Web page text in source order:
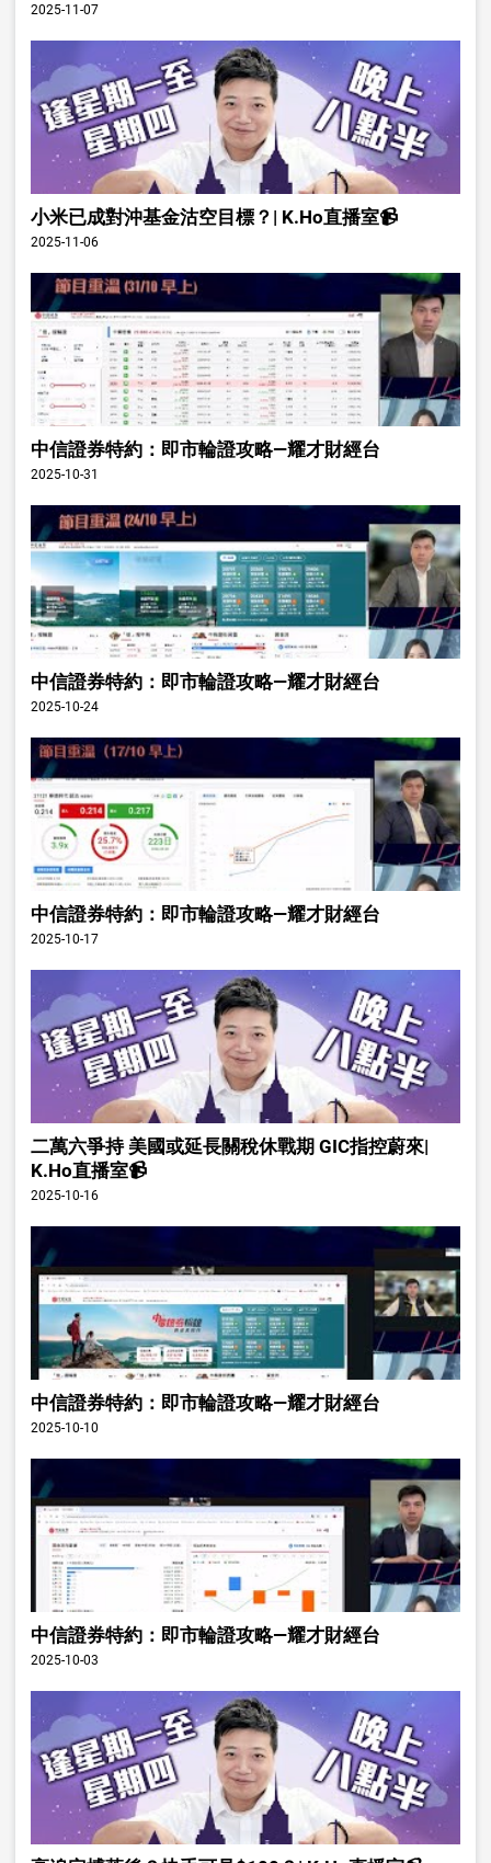
2025-11-07
小米已成對沖基金沽空目標？| K.Ho直播室📹
2025-11-06
中信證券特約：即市輪證攻略—耀才財經台
2025-10-31
中信證券特約：即市輪證攻略—耀才財經台
2025-10-24
中信證券特約：即市輪證攻略—耀才財經台
2025-10-17
二萬六爭持 美國或延長關稅休戰期 GIC指控蔚來|
K.Ho直播室📹
2025-10-16
中信證券特約：即市輪證攻略—耀才財經台
2025-10-10
中信證券特約：即市輪證攻略—耀才財經台
2025-10-03